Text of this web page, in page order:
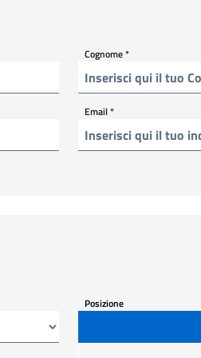
Cognome*
Email*
Posizione